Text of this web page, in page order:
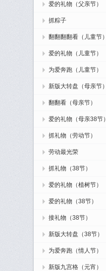
爱的礼物（父亲节）
抓粽子
翻翻翻翻看（儿童节）
爱的礼物（儿童节）
为爱奔跑（儿童节）
新版大转盘（母亲节）
翻翻看（母亲节）
爱的礼物（母亲38节）
抓礼物（劳动节）
劳动最光荣
抓礼物（38节）
爱的礼物（植树节）
爱的礼物（38节）
接礼物（38节）
新版大转盘（38节）
为爱奔跑（情人节）
新版九宫格（元宵）